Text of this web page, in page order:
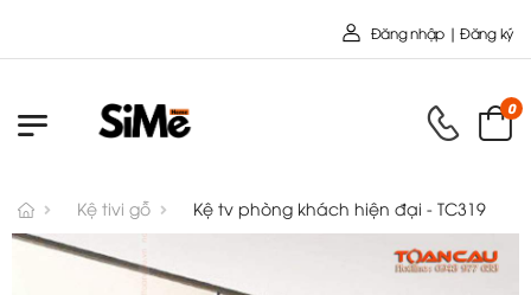
Chào mừng bạn đến với Nội
Đăng nhập | Đăng ký
0
Kệ tivi gỗ Kệ tv phòng khách hiện đại - TC319